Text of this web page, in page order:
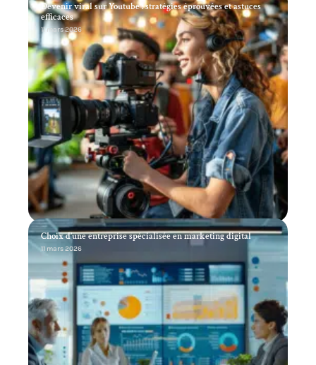
Devenir viral sur Youtube : stratégies éprouvées et astuces
efficaces
11 mars 2026
Choix d’une entreprise spécialisée en marketing digital
11 mars 2026